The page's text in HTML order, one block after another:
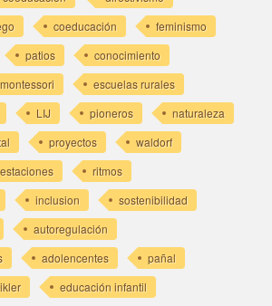
coeducación
feminismo
patios
conocimiento
montessori
escuelas rurales
LIJ pioneros
naturaleza
proyectos
waldorf
estaciones
ritmos
inclusion
sostenibilidad
autoregulación
adolencentes
pañal
educación infantil